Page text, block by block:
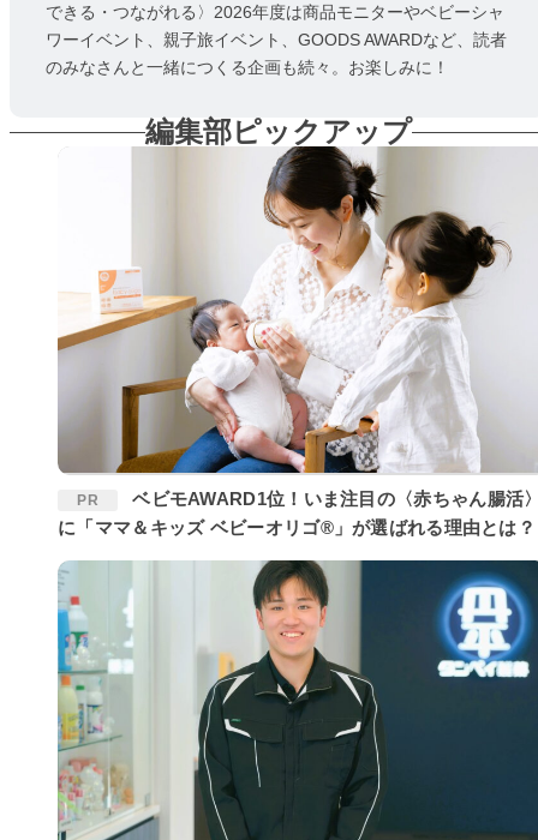
できる・つながれる〉2026年度は商品モニターやベビーシャ
ワーイベント、親子旅イベント、GOODS AWARDなど、読者
のみなさんと一緒につくる企画も続々。お楽しみに！
編集部ピックアップ
PR
ベビモAWARD1位！いま注目の〈赤ちゃん腸活〉
に「ママ＆キッズ ベビーオリゴ®」が選ばれる理由とは？